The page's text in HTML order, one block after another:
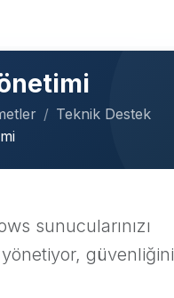
Teknik Destek
sunucularınızı
güvenliğini